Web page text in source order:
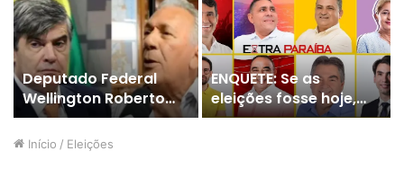
Deputado Federal
Wellington Roberto
rebate declarações
de Zé Aldemir sobre
filiação ao PP
ENQUETE: Se as
eleições fosse hoje,
em quem você votaria
Início / Eleições